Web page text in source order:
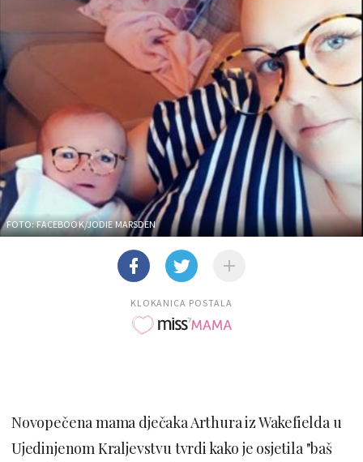
FOTO: FACEBOOK/JODIE MARSDEN
KLOKANICA POSTALA
Novopečena mama dječaka Arthura iz Wakefielda u
Ujedinjenom Kraljevstvu tvrdi kako je osjetila "baš